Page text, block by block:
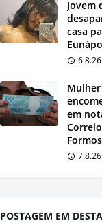
Jovem
casa
6.8.26
em
7.8.26
POSTAGEM EM